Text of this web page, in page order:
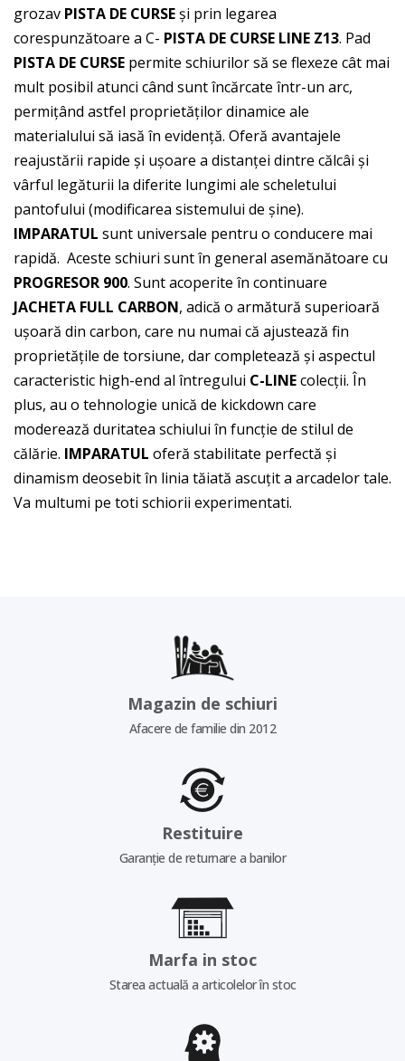
grozav PISTA DE CURSEși prin legarea
corespunzătoare a C- PISTA DE CURSE LINE Z13. Pad
PISTA DE CURSE permite schiurilor să se flexeze cât mai
mult posibil atunci când sunt încărcate într-un arc,
permițând astfel proprietăților dinamice ale
materialului să iasă în evidență. Oferă avantajele
reajustării rapide și ușoare a distanței dintre călcâi și
vârful legăturii la diferite lungimi ale scheletului
pantofului (modificarea sistemului de șine).
IMPARATUL sunt universale pentru o conducere mai
rapidă. Aceste schiuri sunt în general asemănătoare cu
PROGRESOR 900. Sunt acoperite în continuare
JACHETA FULL CARBON, adică o armătură superioară
ușoară din carbon, care nu numai că ajustează fin
proprietățile de torsiune, dar completează și aspectul
caracteristic high-end al întregului C-LINEcolecții. În
plus, au o tehnologie unică de kickdown care
moderează duritatea schiului în funcție de stilul de
călărie. IMPARATUL oferă stabilitate perfectă și
dinamism deosebit în linia tăiată ascuțit a arcadelor tale.
Va multumi pe toti schiorii experimentati.
Magazin de schiuri
Afacere de familie din 2012
Restituire
Garanție de returnare a banilor
Marfa in stoc
Starea actuală a articolelor în stoc